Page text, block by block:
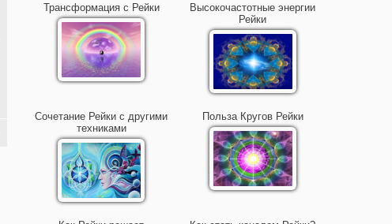
Трансформация с Рейки
Высокочастотные энергии
Рейки
Сочетание Рейки с другими
техниками
Польза Кругов Рейки